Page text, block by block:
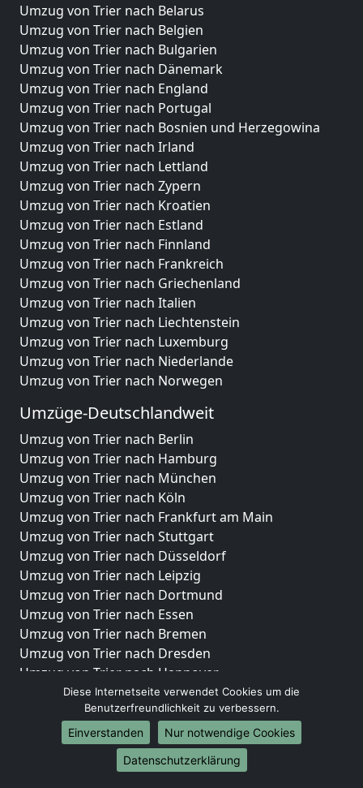
Umzug von Trier nach Belarus
Umzug von Trier nach Belgien
Umzug von Trier nach Bulgarien
Umzug von Trier nach Dänemark
Umzug von Trier nach England
Umzug von Trier nach Portugal
Umzug von Trier nach Bosnien und Herzegowina
Umzug von Trier nach Irland
Umzug von Trier nach Lettland
Umzug von Trier nach Zypern
Umzug von Trier nach Kroatien
Umzug von Trier nach Estland
Umzug von Trier nach Finnland
Umzug von Trier nach Frankreich
Umzug von Trier nach Griechenland
Umzug von Trier nach Italien
Umzug von Trier nach Liechtenstein
Umzug von Trier nach Luxemburg
Umzug von Trier nach Niederlande
Umzug von Trier nach Norwegen
Umzüge-Deutschlandweit
Umzug von Trier nach Berlin
Umzug von Trier nach Hamburg
Umzug von Trier nach München
Umzug von Trier nach Köln
Umzug von Trier nach Frankfurt am Main
Umzug von Trier nach Stuttgart
Umzug von Trier nach Düsseldorf
Umzug von Trier nach Leipzig
Umzug von Trier nach Dortmund
Umzug von Trier nach Essen
Umzug von Trier nach Bremen
Umzug von Trier nach Dresden
Umzug von Trier nach Hannover
Umzug von Trier nach Nürnberg
Umzug von Trier nach Duisburg
Umzug von Trier nach Bochum
Umzug von Trier nach Wuppertal
Umzug von Trier nach Bielefeld
Diese Internetseite verwendet Cookies um die
Benutzerfreundlichkeit zu verbessern.
Einverstanden
Nur notwendige Cookies
Datenschutzerklärung